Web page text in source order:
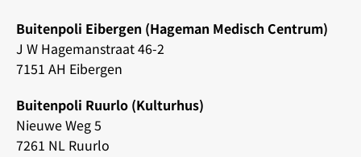
Buitenpoli Eibergen (Hageman Medisch Centrum)
J W Hagemanstraat 46-2
7151 AH Eibergen
Buitenpoli Ruurlo (Kulturhus)
Nieuwe Weg 5
7261 NL Ruurlo